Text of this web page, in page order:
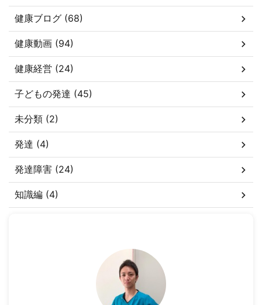
健康ブログ (68)
健康動画 (94)
健康経営 (24)
子どもの発達 (45)
未分類 (2)
発達 (4)
発達障害 (24)
知識編 (4)